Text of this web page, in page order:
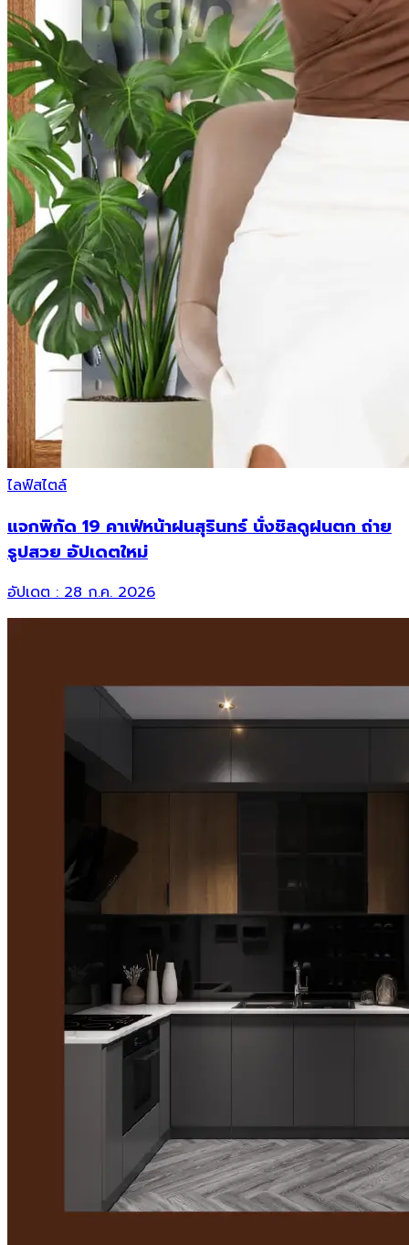
ไลฟ์สไตล์
แจกพิกัด 19 คาเฟ่หน้าฝนสุรินทร์ นั่งชิลดูฝนตก ถ่าย
รูปสวย อัปเดตใหม่
อัปเดต :28 ก.ค. 2026